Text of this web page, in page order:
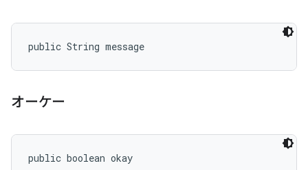
public String message
オーケー
public boolean okay